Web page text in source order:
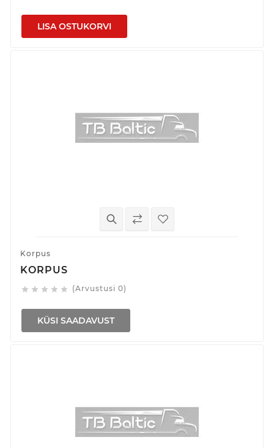
LISA OSTUKORVI
Korpus
KORPUS
     (Arvustusi 0)
KÜSI SAADAVUST